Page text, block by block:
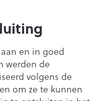
en in goed
werden de
volgens de
om ze te kunnen